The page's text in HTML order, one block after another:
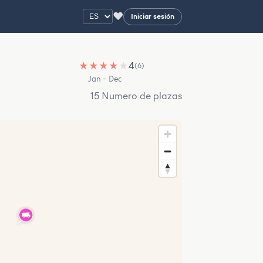
♥ Iniciar sesión
★ ★ ★ ★ ★4(6)
Jan – Dec
15 Numero de plazas